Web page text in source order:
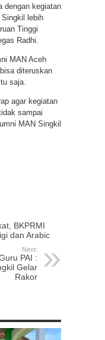
dengan kegiatan
lebih
Tinggi
Radhi.
MAN Aceh
diteruskan
saja.
agar kegiatan
sampai
MAN Singkil
BKPRMI
dan Arabic
Next:
PAI :
Gelar
Rakor